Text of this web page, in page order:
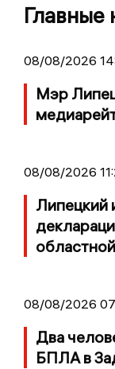
Главные
08/08/2026
Мэр
08/08/2026
Липецкий
08/08/2026
Два
БПЛА в